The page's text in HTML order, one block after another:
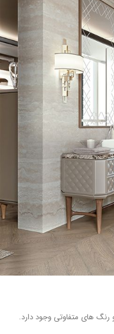
رنگ های متفاوتی وجود دارد.